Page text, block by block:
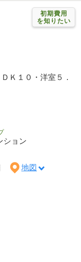
初期費用
を知りたい
Ｋ１０・洋室５．
ション
地図